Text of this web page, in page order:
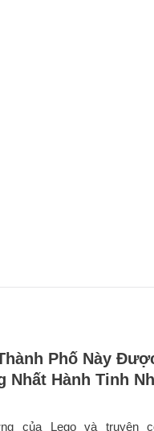
Phố Này
Nhất Hành Tinh
của Lego và truyện